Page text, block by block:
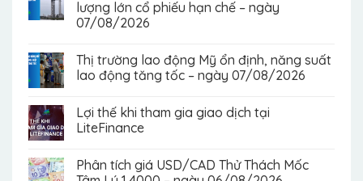
lượng lớn cổ phiếu hạn chế – ngày
07/08/2026
Thị trường lao động Mỹ ổn định, năng suất
lao động tăng tốc – ngày 07/08/2026
Lợi thế khi tham gia giao dịch tại
LiteFinance
Phân tích giá USD/CAD Thử Thách Mốc